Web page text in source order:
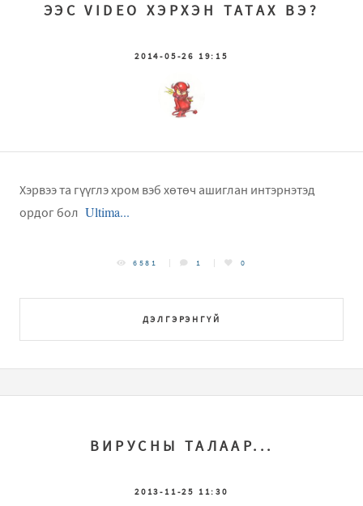
ЭЭС VIDEO ХЭРХЭН ТАТАХ ВЭ?
2014-05-26 19:15
Хэрвээ та гүүглэ хром вэб хөтөч ашиглан интэрнэтэд
ордог бол Ultima...
ДЭЛГЭРЭНГҮЙ
6581 1 0
ВИРУСНЫ ТАЛААР...
2013-11-25 11:30